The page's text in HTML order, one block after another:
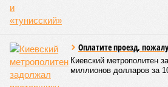
Оплатите проезд,
Киевский метрополитен
миллионов долларов за